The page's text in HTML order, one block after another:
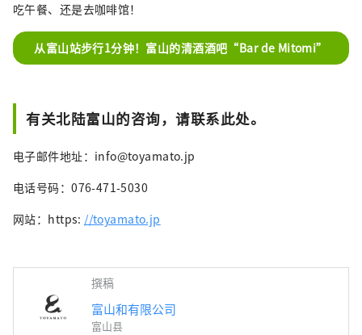
吃午餐、还是去咖啡馆！
从富山站步行1分钟！富山的清酒酒吧“Bar de Mitomi”
有关北陆富山的咨询，请联系此处。
电子邮件地址：info@toyamato.jp
电话号码：076-471-5030
网站：https: //toyamato.jp
撰稿
富山和有限公司
富山县